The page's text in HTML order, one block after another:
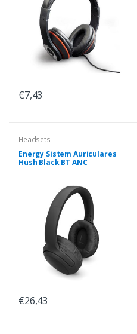
€7,43
Headsets
Energy Sistem Auriculares
Hush Black BT ANC
€26,43